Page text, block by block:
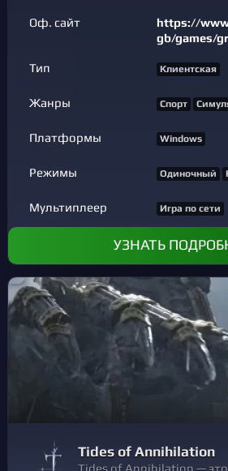
Оф. сайт
https://
gb/games/
Тип Клиентская
Жанры Спорт
Платформы Windows
Режимы Одиночный
Мультиплеер Игра по сети
УЗНАТЬ
Tides of Annihilation